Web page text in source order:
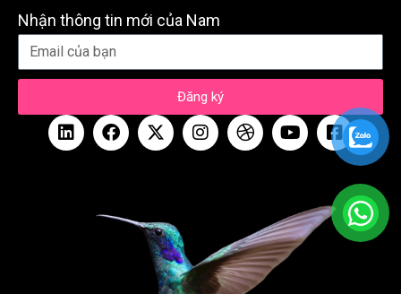
Nhận thông tin mới của Nam
Đăng ký